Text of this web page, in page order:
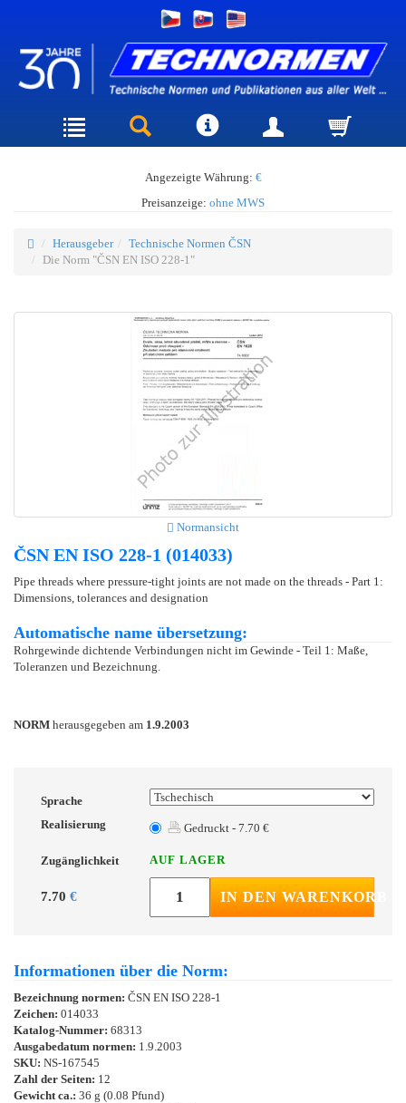
Angezeigte Währung: €
Preisanzeige: ohne MWS
Herausgeber
Technische Normen ČSN
Die Norm "ČSN EN ISO 228-1"
Normansicht
ČSN EN ISO 228-1 (014033)
Pipe threads where pressure-tight joints are not made on the threads - Part 1:
Dimensions, tolerances and designation
Automatische name übersetzung:
Rohrgewinde dichtende Verbindungen nicht im Gewinde - Teil 1: Maße,
Toleranzen und Bezeichnung.
NORM herausgegeben am 1.9.2003
Sprache
Realisierung
Gedruckt - 7.70 €
Zugänglichkeit AUF LAGER
7.70 € IN DEN WARENKORB
Informationen über die Norm:
Bezeichnung normen: ČSN EN ISO 228-1
Zeichen: 014033
Katalog-Nummer: 68313
Ausgabedatum normen: 1.9.2003
SKU: NS-167545
Zahl der Seiten: 12
Gewicht ca.: 36 g (0.08 Pfund)